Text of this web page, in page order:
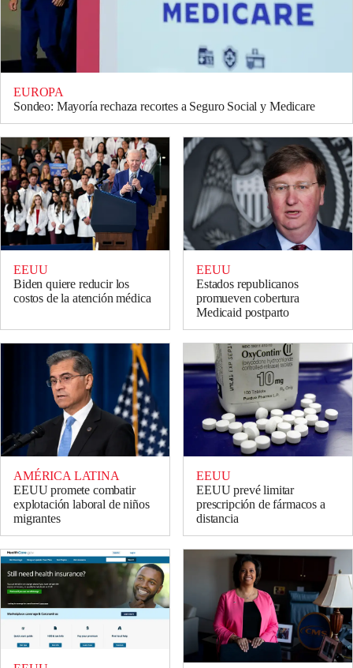
EUROPA
Sondeo: Mayoría rechaza recortes a Seguro Social y Medicare
EEUU
Biden quiere reducir los
costos de la atención médica
EEUU
Estados republicanos
promueven cobertura
Medicaid postparto
AMÉRICA LATINA
EEUU promete combatir
explotación laboral de niños
migrantes
EEUU
EEUU prevé limitar
prescripción de fármacos a
distancia